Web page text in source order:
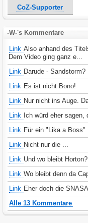
CoZ-Supporter
-W-'s Kommentare
Link Also anhand des
Dem Video ging ganz e...
Link Darude - Sandstorm?
Link Es ist nicht Bono!
Link Nur nicht ins Auge.
Link Ich würd eher
Link Für ein "Lika a Boss"
Link Nicht nur die ...
Link Und wo bleibt Horton?
Link Wo bleibt denn da
Link Eher doch die
Alle 13 Kommentare